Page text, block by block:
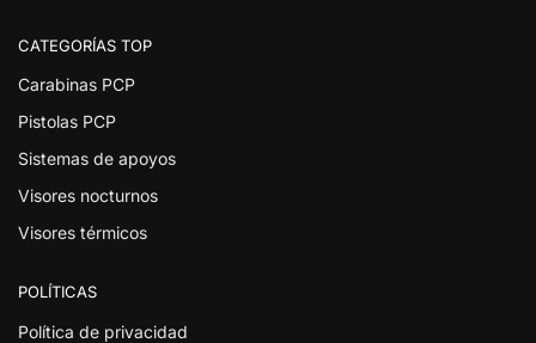
CATEGORÍAS TOP
Carabinas PCP
Pistolas PCP
Sistemas de apoyos
Visores nocturnos
Visores térmicos
POLÍTICAS
Política de privacidad